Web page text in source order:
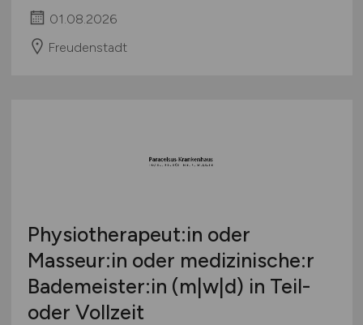
01.08.2026
Freudenstadt
Physiotherapeut:in oder
Masseur:in oder medizinische:r
Bademeister:in (m|w|d) in Teil-
oder Vollzeit